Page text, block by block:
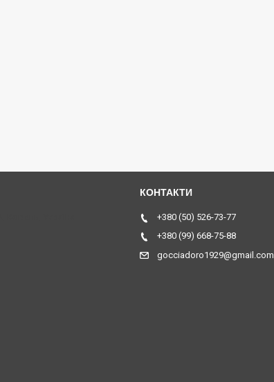
+380 (50) 526-73-77
+380 (99) 668-75-88
gocciadoro1929@gmail.com